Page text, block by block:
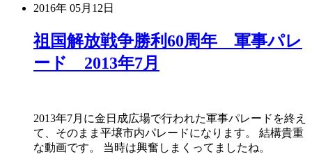
2016年 05月12日
祖国解放戦争勝利60周年 軍事パレ
ード 2013年7月
2013年7月に金日成広場で行われた軍事パレードを終え
て、そのまま平壌市内パレードになります。 結構貴重
な動画です。 当時は興奮しまくってましたね。